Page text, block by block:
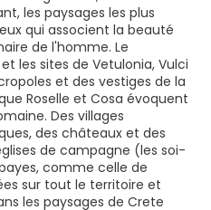
les paysages les plus
qui associent la beauté
de l'homme. Le
les sites de Vetulonia, Vulci
et des vestiges de la
Roselle et Cosa évoquent
Des villages
des châteaux et des
de campagne (les soi-
comme celle de
sur tout le territoire et
les paysages de Crete